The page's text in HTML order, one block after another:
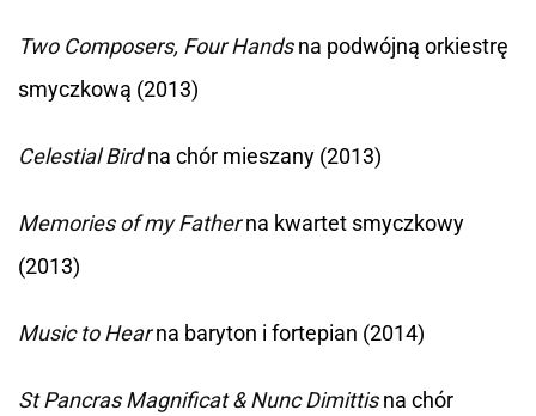
Two Composers, Four Handsna podwójną orkiestrę
smyczkową (2013)
Celestial Birdna chór mieszany (2013)
Memories of my Fatherna kwartet smyczkowy
(2013)
Music to Hearna baryton i fortepian (2014)
St Pancras Magnificat & Nunc Dimittisna chór